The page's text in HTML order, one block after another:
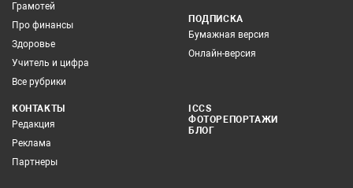
Грамотей
Про финансы
Здоровье
Учитель и цифра
Все рубрики
ПОДПИСКА
Бумажная версия
Онлайн-версия
КОНТАКТЫ
Редакция
Реклама
Партнеры
ICCS
ФОТОРЕПОРТАЖИ
БЛОГ